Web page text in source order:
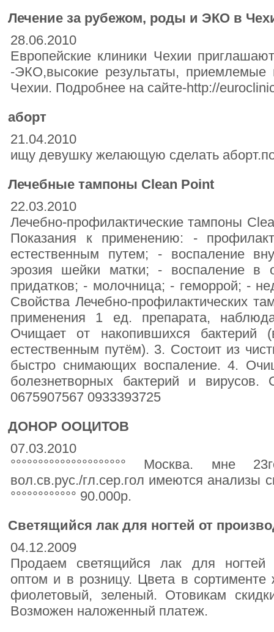
Лечение за рубежом, роды и ЭКО в
28.06.2010
Европейские клиники Чехии
-ЭКО,высокие результаты,
Чехии. Подробнее на сайте-http://
аборт
21.04.2010
ищу девушку желающую сделать
Лечебные тампоны Clean Point
22.03.2010
Лечебно-профилактические тампоны
Показания к применению: -
естественным путем; - воспаление
эрозия шейки матки; - воспаление в
придатков; - молочница; - геморрой; -
Свойства Лечебно-профилактических
применения 1 ед. препарата,
Очищает от накопившихся бактерий
естественным путём). 3. Состоит из
быстро снимающих воспаление. 4.
болезнетворных бактерий и
0675907567 0933393725
ДОНОР ООЦИТОВ
07.03.2010
°°°°°°°°°°°°°°°°°°°°° Москва. мне
вол.св.рус./гл.сер.гол имеются анализы
°°°°°°°°°°°° 90.000р.
Светящийся лак для ногтей от
04.12.2009
Продаем светящийся лак для ногтей
оптом и в розницу. Цвета в
фиолетовый, зеленый. Отовикам
Возможен наложенный платеж.